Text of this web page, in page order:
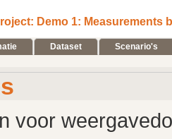
Demo 1: Measurements
Dataset Scenario's
voor